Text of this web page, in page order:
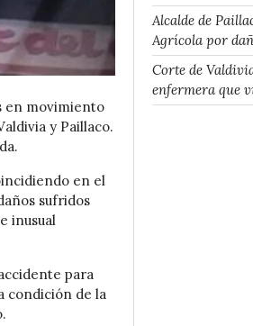
en movimiento
y Paillaco.
en el
sufridos
inusual
para
condición de la
Alcalde de
Agrícola por
Corte de
enfermera que